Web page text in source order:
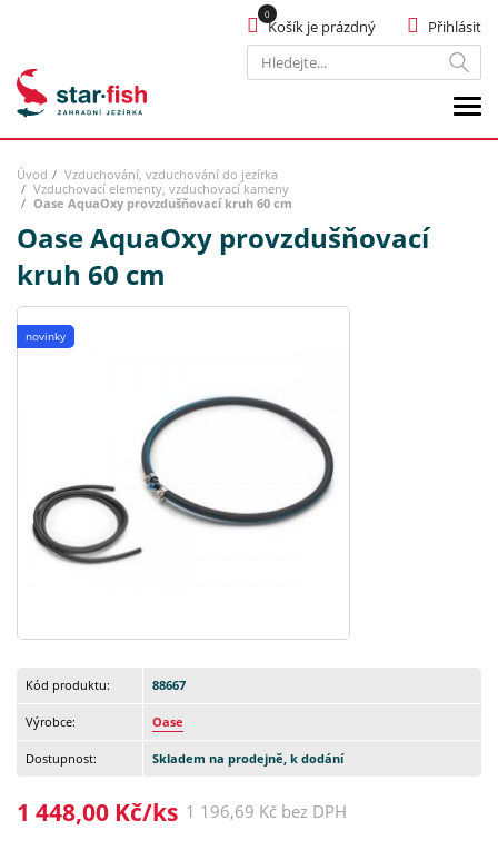
Hledat
Přihlásit
Košík je prázdný
Úvod
Vzduchování, vzduchování do jezírka
Vzduchovací elementy, vzduchovací kameny
Oase AquaOxy provzdušňovací kruh 60 cm
Oase AquaOxy provzdušňovací
kruh 60 cm
novinky
Kód produktu: 88667
Výrobce: Oase
Dostupnost: Skladem na prodejně, k dodání
1 448,00 Kč/ks 1 196,69 Kč bez DPH